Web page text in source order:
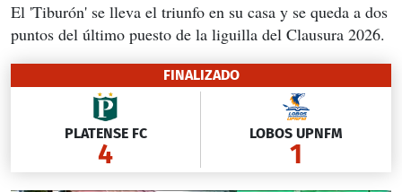
El 'Tiburón' se lleva el triunfo en su casa y se queda a dos
puntos del último puesto de la liguilla del Clausura 2026.
FINALIZADO
PLATENSE FC
4
LOBOS UPNFM
1